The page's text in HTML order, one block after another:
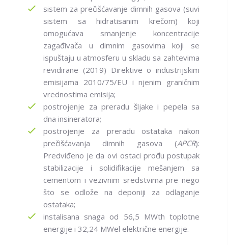
sistem za prečišćavanje dimnih gasova (suvi
sistem sa hidratisanim krečom) koji
omogućava smanjenje koncentracije
zagađivača u dimnim gasovima koji se
ispuštaju u atmosferu u skladu sa zahtevima
revidirane (2019) Direktive o industrijskim
emisijama 2010/75/EU i njenim graničnim
vrednostima emisija;
postrojenje za preradu šljake i pepela sa
dna insineratora;
postrojenje za preradu ostataka nakon
prečišćavanja dimnih gasova (APCR):
Predviđeno je da ovi ostaci prođu postupak
stabilizacije i solidifikacije mešanjem sa
cementom i vezivnim sredstvima pre nego
što se odlože na deponiji za odlaganje
ostataka;
instalisana snaga od 56,5 MWth toplotne
energije i 32,24 MWel električne energije.